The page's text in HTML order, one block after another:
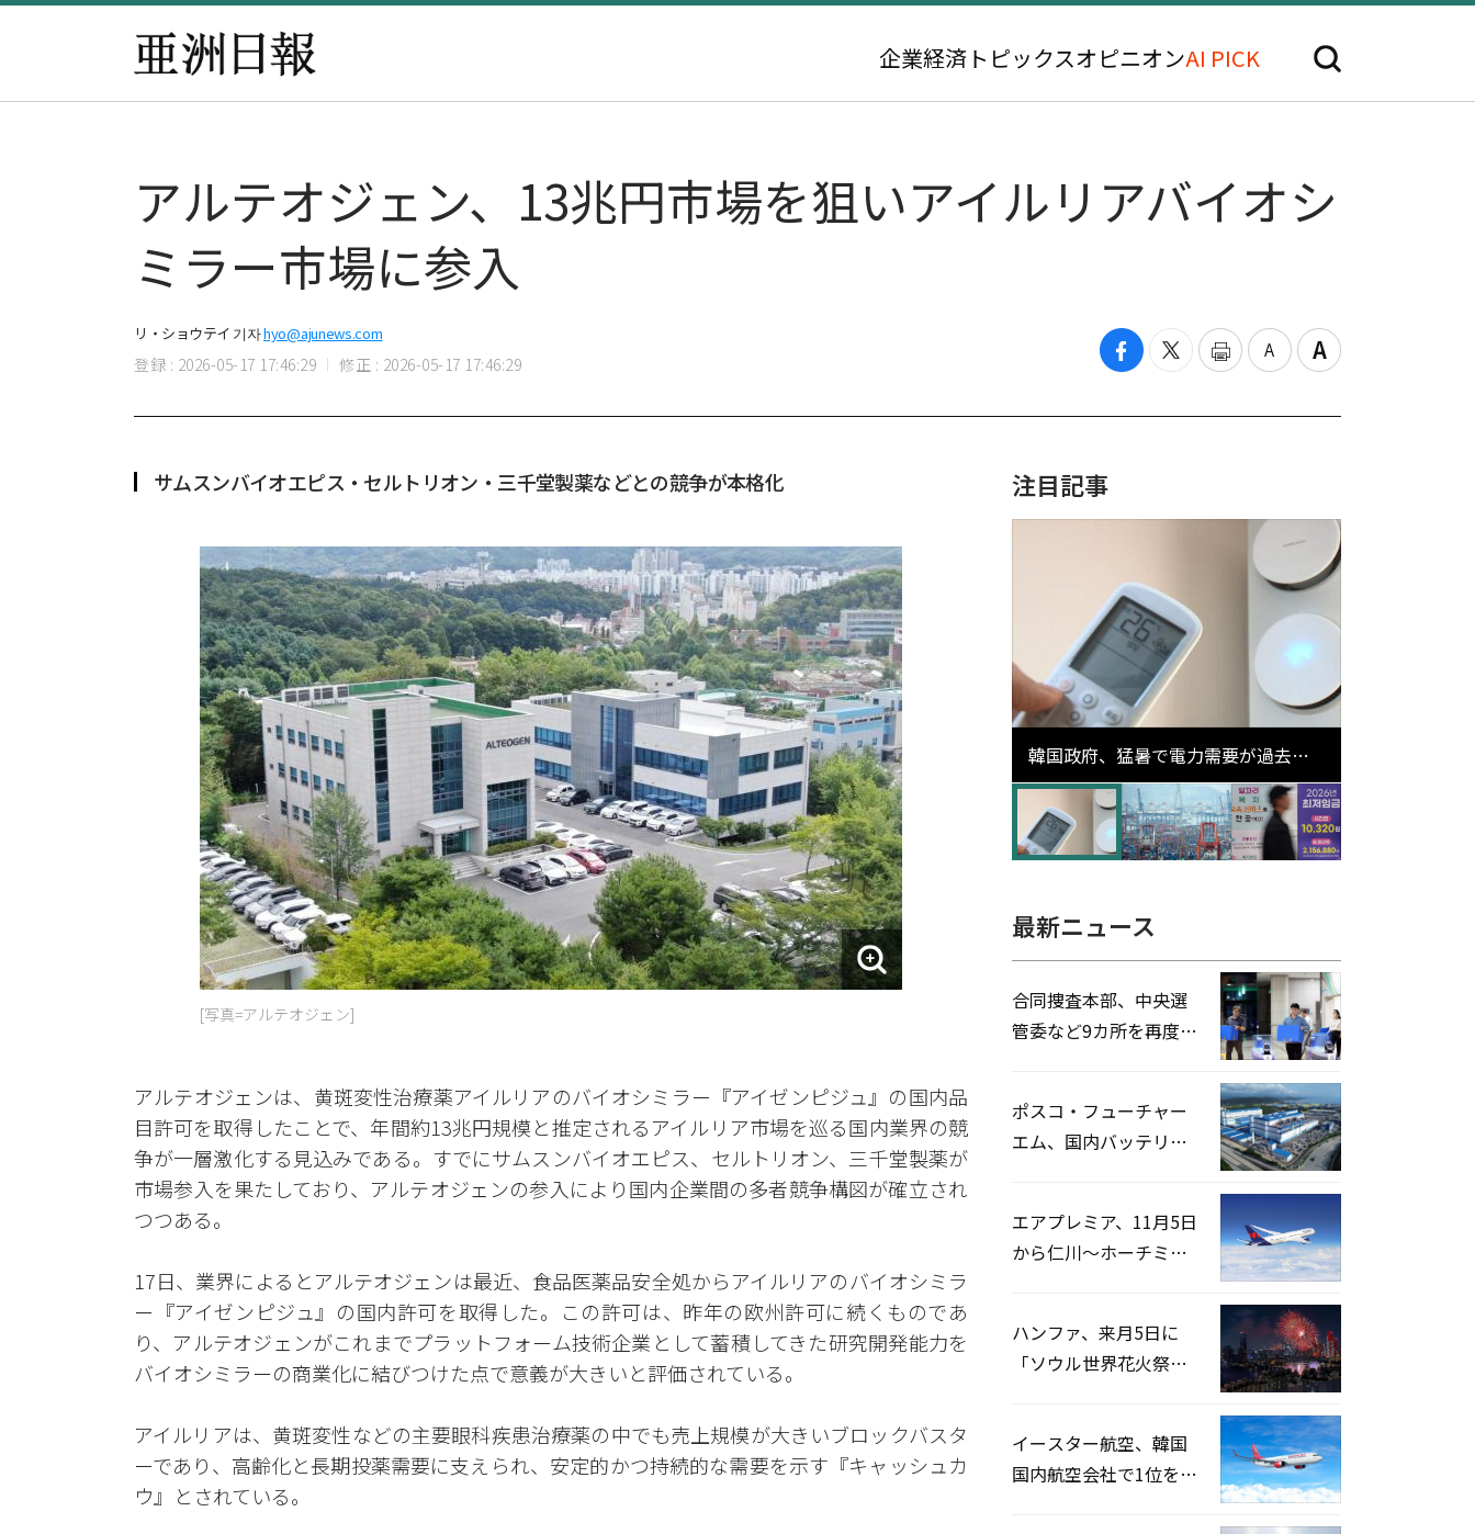
企業経済 トピックスオピニオンAI PICK
アルテオジェン、13兆円市場を狙いアイルリアバイオシ
ミラー市場に参入
リ・ショウテイ 기자hyo@ajunews.com
登録 : 2026-05-17 17:46:29 修正 : 2026-05-17 17:46:29
サムスンバイオエピス・セルトリオン・三千堂製薬などとの競争が本格化
[写真=アルテオジェン]
アルテオジェンは、黄斑変性治療薬アイルリアのバイオシミラー『アイゼンピジュ』の国内品
目許可を取得したことで、年間約13兆円規模と推定されるアイルリア市場を巡る国内業界の競
争が一層激化する見込みである。すでにサムスンバイオエピス、セルトリオン、三千堂製薬が
市場参入を果たしており、アルテオジェンの参入により国内企業間の多者競争構図が確立され
つつある。
17日、業界によるとアルテオジェンは最近、食品医薬品安全処からアイルリアのバイオシミラ
ー『アイゼンピジュ』の国内許可を取得した。この許可は、昨年の欧州許可に続くものであ
り、アルテオジェンがこれまでプラットフォーム技術企業として蓄積してきた研究開発能力を
バイオシミラーの商業化に結びつけた点で意義が大きいと評価されている。
アイルリアは、黄斑変性などの主要眼科疾患治療薬の中でも売上規模が大きいブロックバスタ
ーであり、高齢化と長期投薬需要に支えられ、安定的かつ持続的な需要を示す『キャッシュカ
ウ』とされている。
注目記事
韓国政府、猛暑で電力需要が過去最
高更新の可能性に需給対応体制を点
検
最新ニュース
合同捜査本部、中央選
管委など9カ所を再度家
ポスコ・フューチャー
エム、国内バッテリー
エアプレミア、11月5日
から仁川〜ホーチミン
ハンファ、来月5日に
「ソウル世界花火祭り
イースター航空、韓国
国内航空会社で1位を記